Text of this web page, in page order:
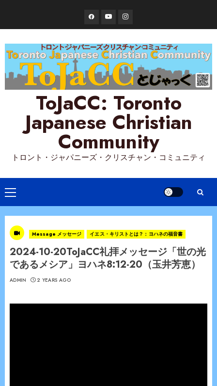
content
FacebookYouTubeInstagram
ToJaCC: Toronto
Japanese Christian
Community
トロント・ジャパニーズ・クリスチャン・コミュニティ
Primary
Menu
Message メッセージ イエス・キリストとは？：ヨハネの福音書
2024-10-20ToJaCC礼拝メッセージ「世の光
であるメシア」ヨハネ8:12-20（玉井芳恵）
ADMIN 2 YEARS AGO